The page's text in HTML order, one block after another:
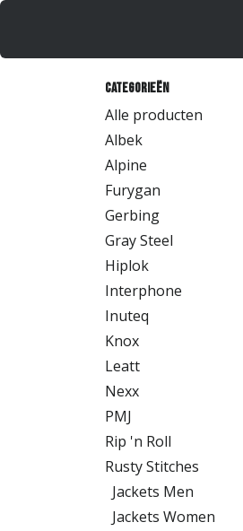
Overslaan naar inhoud
Categorieën
Alle producten
Albek
Alpine
Furygan
Gerbing
Gray Steel
Hiplok
Interphone
Inuteq
Knox
Leatt
Nexx
PMJ
Rip 'n Roll
Rusty Stitches
Jackets Men
Jackets Women